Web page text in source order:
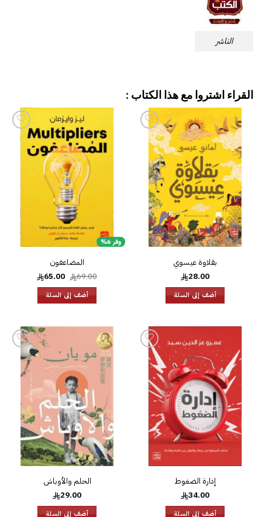
الناشر
القراء اشتروا مع هذا الكتاب :
إضافة
إلى
قائمة
الرغبات
بقلاوة عيسوي
28.00
أضف إلى السلة
وفر 6%
المضاعفون
69.00
السعر
الأصلي
هو:
69.00.
65.00 السعر
الحالي
هو: أضف إلى السلة
إضافة
إلى
الرغبات
إدارة الضغوط
34.00
أضف إلى السلة
إضافة
إلى
قائمة
الرغبات
الحلم والأوباش
29.00
أضف إلى السلة